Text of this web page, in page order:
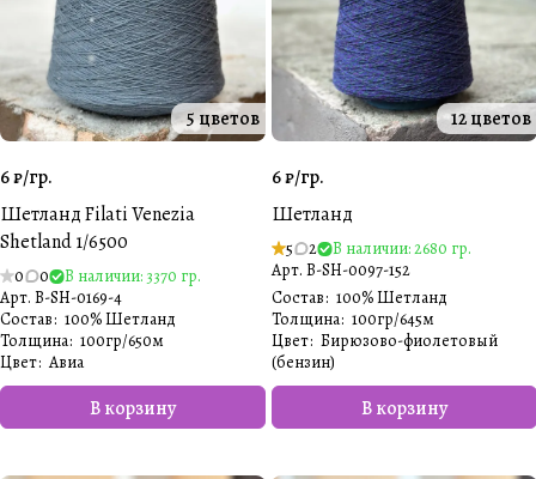
5 цветов
6 ₽/гр.
Шетланд Filati Venezia
Shetland 1/6500
0 0
В наличии: 3370 гр.
Арт. B-SH-0169-4
В корзину
Состав: 100% Шетланд
Толщина: 100гр/650м
Цвет: Авиа
12 цветов
6 ₽/гр.
Шетланд
5 2
В наличии: 2680 гр.
Арт. B-SH-0097-152
В корзину
Состав: 100% Шетланд
Толщина: 100гр/645м
Цвет: Бирюзово-фиолетовый
(бензин)